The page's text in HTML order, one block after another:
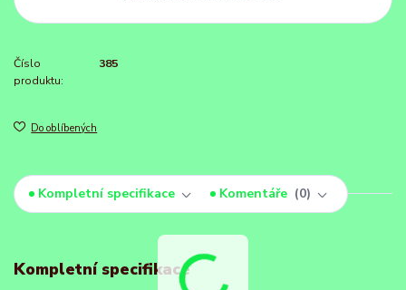
Číslo
produktu:
385
Do oblíbených
Kompletní specifikace Komentáře 0
Kompletní specifikace